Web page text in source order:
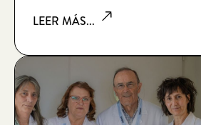
deseada por edad, enfermedad,
LEER MÁS...